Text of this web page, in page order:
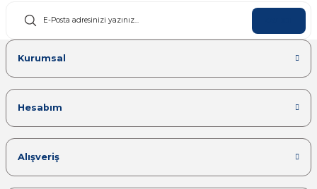
Kurumsal
Hesabım
Alışveriş